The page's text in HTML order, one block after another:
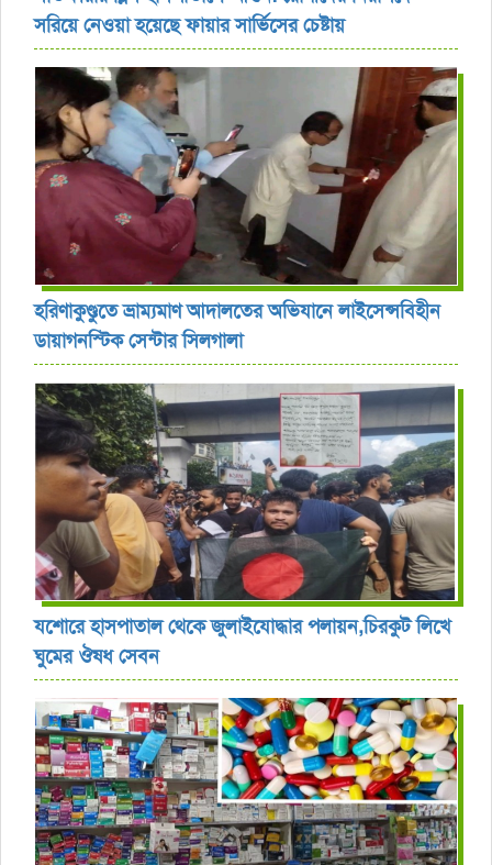
সরিয়ে নেওয়া হয়েছে ফায়ার সার্ভিসের চেষ্টায়
হরিণাকুণ্ডুতে ভ্রাম্যমাণ আদালতের অভিযানে লাইসেন্সবিহীন
ডায়াগনস্টিক সেন্টার সিলগালা
যশোরে হাসপাতাল থেকে জুলাইযোদ্ধার পলায়ন,চিরকুট লিখে
ঘুমের ঔষধ সেবন